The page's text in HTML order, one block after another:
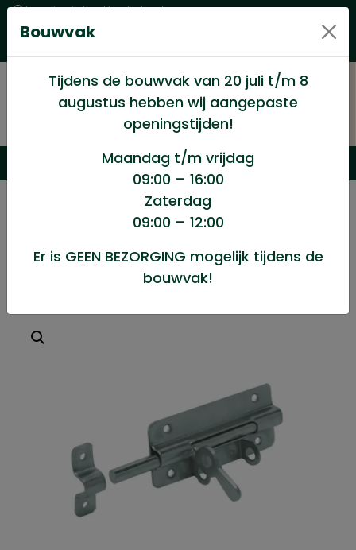
Levering in heel Nederland
Goede kwaliteitsproducten met een eerlijke prijs
Hang en Sluitwerk/
Grendel afsluitbaar 100mm
Grendel afsluitbaar 100mm
Bouwvak
Tijdens de bouwvak van 20 juli t/m 8
augustus hebben wij aangepaste
openingstijden!
Maandag t/m vrijdag
09:00 – 16:00
Zaterdag
09:00 – 12:00
Er is GEEN BEZORGING mogelijk tijdens de
bouwvak!